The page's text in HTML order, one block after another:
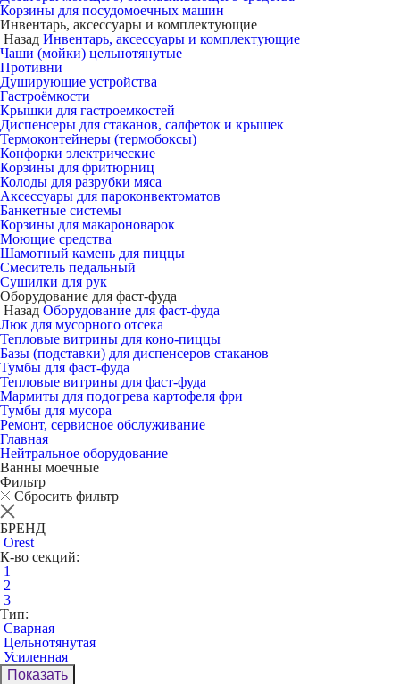
Корзины для посудомоечных машин
Инвентарь, аксессуары и комплектующие
Назад Инвентарь, аксессуары и комплектующие
Чаши (мойки) цельнотянутые
Противни
Душирующие устройства
Гастроёмкости
Крышки для гастроемкостей
Диспенсеры для стаканов, салфеток и крышек
Термоконтейнеры (термобоксы)
Конфорки электрические
Корзины для фритюрниц
Колоды для разрубки мяса
Аксессуары для пароконвектоматов
Банкетные системы
Корзины для макароноварок
Моющие средства
Шамотный камень для пиццы
Смеситель педальный
Сушилки для рук
Оборудование для фаст-фуда
Назад Оборудование для фаст-фуда
Люк для мусорного отсека
Тепловые витрины для коно-пиццы
Базы (подставки) для диспенсеров стаканов
Тумбы для фаст-фуда
Тепловые витрины для фаст-фуда
Мармиты для подогрева картофеля фри
Тумбы для мусора
Ремонт, сервисное обслуживание
Главная
Нейтральное оборудование
Ванны моечные
Фильтр
Сбросить фильтр
БРЕНД
Orest
К-во секций:
1
2
3
Тип:
Сварная
Цельнотянутая
Усиленная
Показать